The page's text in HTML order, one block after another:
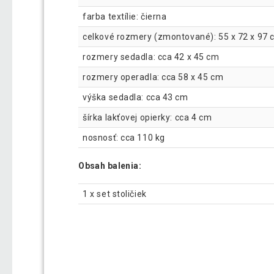
farba textílie: čierna
celkové rozmery (zmontované): 55 x 72 x 97
rozmery sedadla: cca 42 x 45 cm
rozmery operadla: cca 58 x 45 cm
výška sedadla: cca 43 cm
šírka lakťovej opierky: cca 4 cm
nosnosť: cca 110 kg
Obsah balenia:
1 x set stoličiek